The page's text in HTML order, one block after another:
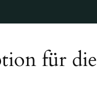
für die